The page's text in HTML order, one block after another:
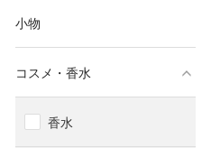
小物
コスメ・香水
香水